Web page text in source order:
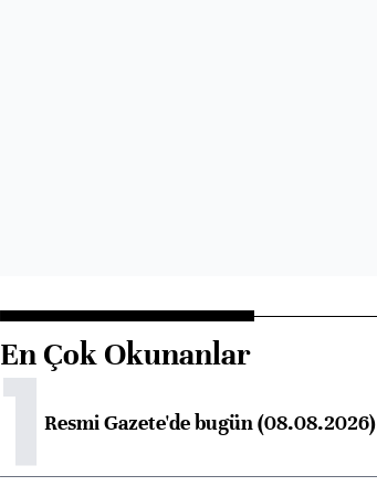
En Çok Okunanlar
1Resmi Gazete'de bugün (08.08.2026)